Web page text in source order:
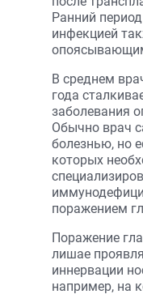
Ранний
инфекцией
В среднем
года
заболевания
Обычно врач
болезнью, но
которых
поражением
Поражение
лишае
иннервации
например, на